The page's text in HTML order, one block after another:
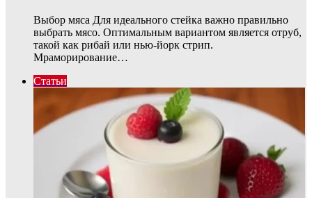
Выбор мяса Для идеального стейка важно правильно
выбрать мясо. Оптимальным вариантом является отруб,
такой как рибай или нью-йорк стрип.
Мраморирование…
Статьи